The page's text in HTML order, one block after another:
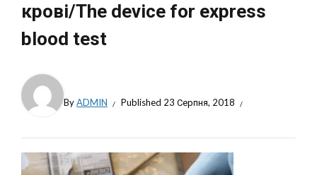
крові/The device for express
blood test
ByADMIN Published 23 Серпня, 2018